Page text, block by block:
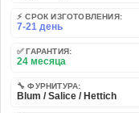
⚡ СРОК ИЗГОТОВЛЕНИЯ:
7-21 день
✅ ГАРАНТИЯ:
24 месяца
🔧 ФУРНИТУРА:
Blum / Salice / Hettich